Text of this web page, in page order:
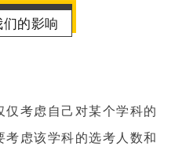
的影响
考虑自己对某个学科的
虑该学科的选考人数和